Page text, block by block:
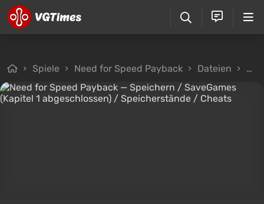
Spiele Need for Speed Payback Dateien